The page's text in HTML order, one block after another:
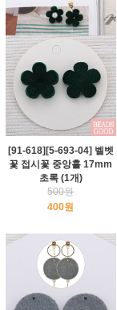
[91-618][5-693-04] 벨벳
꽃 접시꽃 중앙홀 17mm
초록 (1개)
500원
400원